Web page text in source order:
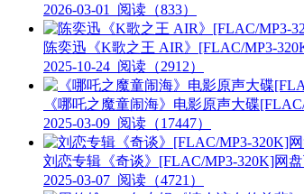
2026-03-01
阅读（833）
陈奕迅《K歌之王 AIR》[FLAC/MP3-
2025-10-24 阅读（2912）
《哪吒之魔童闹海》电影原声大碟
2025-03-09 阅读（17447）
刘恋专辑《奇谈》[FLAC/MP3-320K]网
2025-03-07 阅读（4721）